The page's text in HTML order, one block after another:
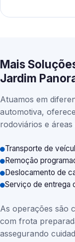
Mais
Jardim
Atuamos em
automotiva,
rodoviários e
Transporte de
Remoção
Deslocamento de
Serviço de entrega
As operações são
com frota
assegurando